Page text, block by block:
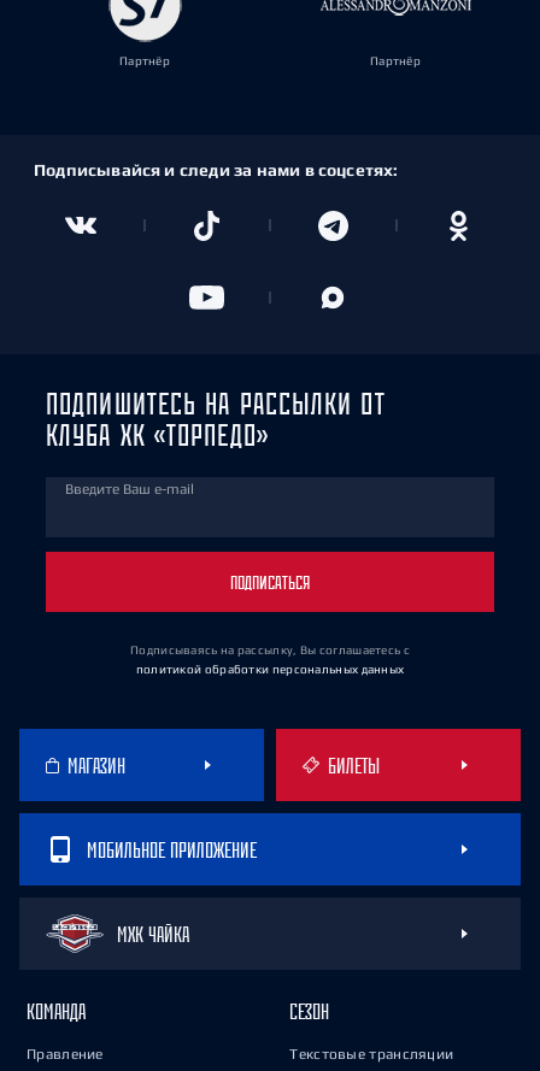
Партнёр Партнёр
Подписывайся и следи за нами в соцсетях:
ПОДПИШИТЕСЬ НА РАССЫЛКИ ОТ
КЛУБА ХК «ТОРПЕДО»
Введите Ваш e-mail
ПОДПИСАТЬСЯ
Подписываясь на рассылку, Вы соглашаетесь с
политикой обработки персональных данных
МАГАЗИН БИЛЕТЫ
МОБИЛЬНОЕ ПРИЛОЖЕНИЕ
МХК ЧАЙКА
КОМАНДА
Правление
СЕЗОН
Текстовые трансляции